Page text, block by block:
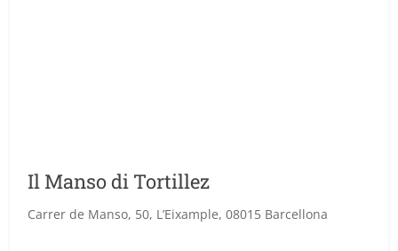
Il Manso di Tortillez
Carrer de Manso, 50, L’Eixample, 08015 Barcellona